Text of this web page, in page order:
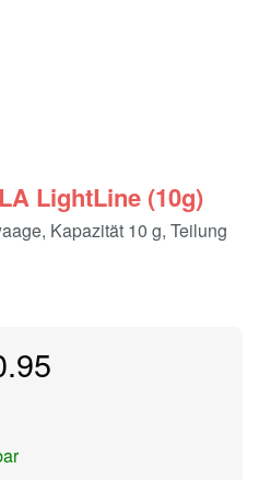
LightLine (10g)
Kapazität 10 g, Teilung